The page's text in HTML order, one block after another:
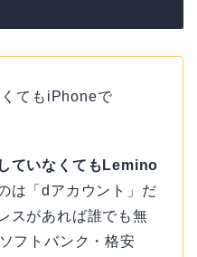
てもiPhoneで
ていなくてもLemino
は「dアカウント」だ
スがあれば誰でも無
フトバンク・格安